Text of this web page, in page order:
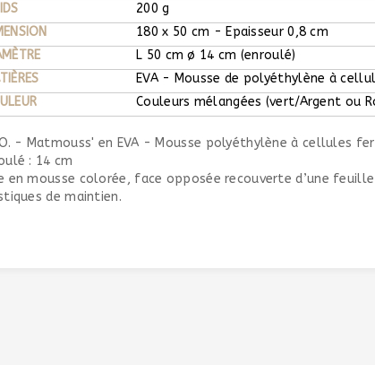
200 g
180 x 50 cm - Epaisseur 0,8 cm
L 50 cm ø 14 cm (enroulé)
EVA - Mousse de polyéthylène à
Couleurs mélangées (vert/Argent ou
- Matmouss' en EVA - Mousse polyéthylène à cellules
: 14 cm
en mousse colorée, face opposée recouverte d’une
de maintien.